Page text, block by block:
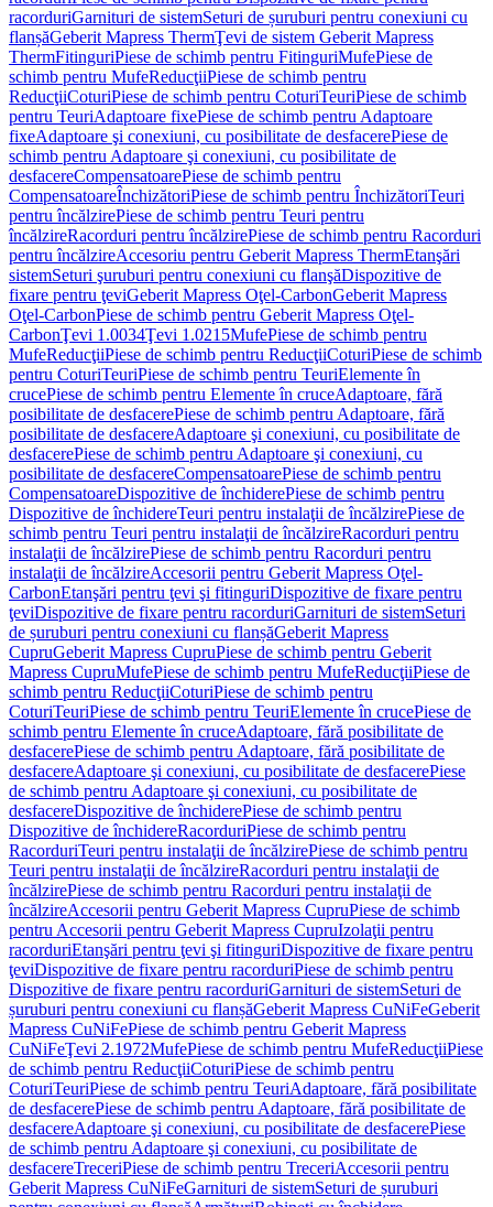
racorduriGarnituri de sistemSeturi de șuruburi pentru conexiuni cu
flanșăGeberit Mapress ThermŢevi de sistem Geberit Mapress
ThermFitinguriPiese de schimb pentru FitinguriMufePiese de
schimb pentru MufeReducţiiPiese de schimb pentru
ReducţiiCoturiPiese de schimb pentru CoturiTeuriPiese de schimb
pentru TeuriAdaptoare fixePiese de schimb pentru Adaptoare
fixeAdaptoare şi conexiuni, cu posibilitate de desfacerePiese de
schimb pentru Adaptoare şi conexiuni, cu posibilitate de
desfacereCompensatoarePiese de schimb pentru
CompensatoareÎnchizătoriPiese de schimb pentru ÎnchizătoriTeuri
pentru încălzirePiese de schimb pentru Teuri pentru
încălzireRacorduri pentru încălzirePiese de schimb pentru Racorduri
pentru încălzireAccesoriu pentru Geberit Mapress ThermEtanşări
sistemSeturi şuruburi pentru conexiuni cu flanşăDispozitive de
fixare pentru ţeviGeberit Mapress Oţel-CarbonGeberit Mapress
Oţel-CarbonPiese de schimb pentru Geberit Mapress Oţel-
CarbonŢevi 1.0034Ţevi 1.0215MufePiese de schimb pentru
MufeReducţiiPiese de schimb pentru ReducţiiCoturiPiese de schimb
pentru CoturiTeuriPiese de schimb pentru TeuriElemente în
crucePiese de schimb pentru Elemente în cruceAdaptoare, fără
posibilitate de desfacerePiese de schimb pentru Adaptoare, fără
posibilitate de desfacereAdaptoare şi conexiuni, cu posibilitate de
desfacerePiese de schimb pentru Adaptoare şi conexiuni, cu
posibilitate de desfacereCompensatoarePiese de schimb pentru
CompensatoareDispozitive de închiderePiese de schimb pentru
Dispozitive de închidereTeuri pentru instalaţii de încălzirePiese de
schimb pentru Teuri pentru instalaţii de încălzireRacorduri pentru
instalaţii de încălzirePiese de schimb pentru Racorduri pentru
instalaţii de încălzireAccesorii pentru Geberit Mapress Oţel-
CarbonEtanşări pentru ţevi şi fitinguriDispozitive de fixare pentru
ţeviDispozitive de fixare pentru racorduriGarnituri de sistemSeturi
de șuruburi pentru conexiuni cu flanșăGeberit Mapress
CupruGeberit Mapress CupruPiese de schimb pentru Geberit
Mapress CupruMufePiese de schimb pentru MufeReducţiiPiese de
schimb pentru ReducţiiCoturiPiese de schimb pentru
CoturiTeuriPiese de schimb pentru TeuriElemente în crucePiese de
schimb pentru Elemente în cruceAdaptoare, fără posibilitate de
desfacerePiese de schimb pentru Adaptoare, fără posibilitate de
desfacereAdaptoare şi conexiuni, cu posibilitate de desfacerePiese
de schimb pentru Adaptoare şi conexiuni, cu posibilitate de
desfacereDispozitive de închiderePiese de schimb pentru
Dispozitive de închidereRacorduriPiese de schimb pentru
RacorduriTeuri pentru instalaţii de încălzirePiese de schimb pentru
Teuri pentru instalaţii de încălzireRacorduri pentru instalaţii de
încălzirePiese de schimb pentru Racorduri pentru instalaţii de
încălzireAccesorii pentru Geberit Mapress CupruPiese de schimb
pentru Accesorii pentru Geberit Mapress CupruIzolaţii pentru
racorduriEtanşări pentru ţevi şi fitinguriDispozitive de fixare pentru
ţeviDispozitive de fixare pentru racorduriPiese de schimb pentru
Dispozitive de fixare pentru racorduriGarnituri de sistemSeturi de
șuruburi pentru conexiuni cu flanșăGeberit Mapress CuNiFeGeberit
Mapress CuNiFePiese de schimb pentru Geberit Mapress
CuNiFeŢevi 2.1972MufePiese de schimb pentru MufeReducţiiPiese
de schimb pentru ReducţiiCoturiPiese de schimb pentru
CoturiTeuriPiese de schimb pentru TeuriAdaptoare, fără posibilitate
de desfacerePiese de schimb pentru Adaptoare, fără posibilitate de
desfacereAdaptoare şi conexiuni, cu posibilitate de desfacerePiese
de schimb pentru Adaptoare şi conexiuni, cu posibilitate de
desfacereTreceriPiese de schimb pentru TreceriAccesorii pentru
Geberit Mapress CuNiFeGarnituri de sistemSeturi de șuruburi